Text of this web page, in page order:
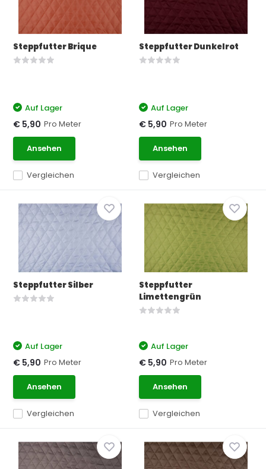
Steppfutter Brique
Vergleichen
Auf Lager
€ 5,90 Pro Meter
Ansehen
Steppfutter Dunkelrot
Vergleichen
Auf Lager
€ 5,90 Pro Meter
Ansehen
Steppfutter Silber
Vergleichen
Auf Lager
€ 5,90 Pro Meter
Ansehen
Steppfutter
Limettengrün
Vergleichen
Auf Lager
€ 5,90 Pro Meter
Ansehen